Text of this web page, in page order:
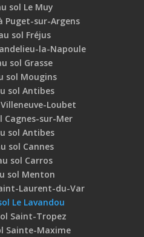
sol Le Muy
Puget-sur-Argens
sol Fréjus
la-Napoule
sol Grasse
sol Mougins
sol Antibes
Loubet
Cagnes-sur-Mer
sol Antibes
sol Cannes
sol Carros
sol Menton
Laurent-du-Var
Le Lavandou
Saint-Tropez
Sainte-Maxime